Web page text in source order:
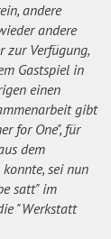
andere
andere
zur Verfügung,
Gastspiel in
einen
gibt
for One", für
dem
sei nun
satt" im
"Werkstatt